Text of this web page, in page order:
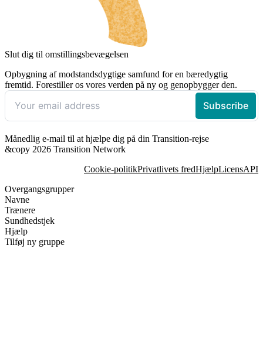
Slut dig til omstillingsbevægelsen
Opbygning af modstandsdygtige samfund for en bæredygtig
fremtid. Forestiller os vores verden på ny og genopbygger den.
Månedlig e-mail til at hjælpe dig på din Transition-rejse
&copy 2026 Transition Network
Cookie-politikPrivatlivets fredHjælpLicensAPI
Overgangsgrupper
Navne
Trænere
Sundhedstjek
Hjælp
Tilføj ny gruppe